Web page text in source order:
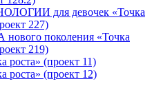
для девочек «Точка
227)
поколения «Точка
219)
роста» (проект 11)
роста» (проект 12)